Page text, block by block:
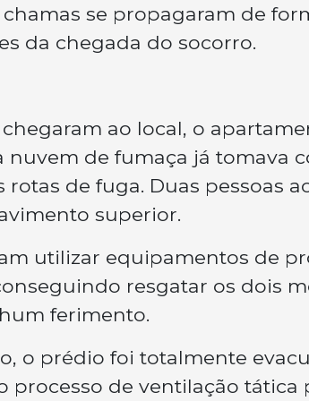
se propagaram de
da chegada do socorro.
ao local, o
nuvem de fumaça já tomava
de fuga. Duas pessoas
superior.
utilizar equipamentos de
resgatar os dois
ferimento.
o prédio foi totalmente
processo de ventilação tática